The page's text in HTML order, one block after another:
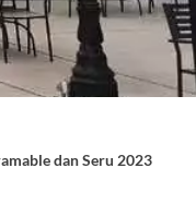
dan Seru 2023